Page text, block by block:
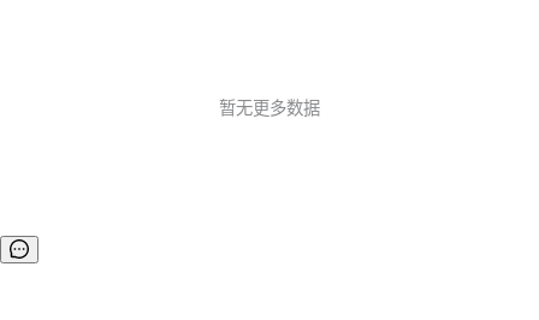
暂无更多数据